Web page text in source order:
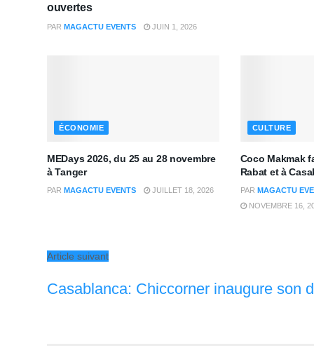
ouvertes
PAR MAGACTU EVENTS JUIN 1, 2026
ÉCONOMIE
MEDays 2026, du 25 au 28 novembre
à Tanger
PAR MAGACTU EVENTS JUILLET 18, 2026
CULTURE
Coco Makmak
Rabat et à
PAR MAGACTU
NOVEMBRE 16,
Article suivant
Casablanca: Chiccorner inaugure son